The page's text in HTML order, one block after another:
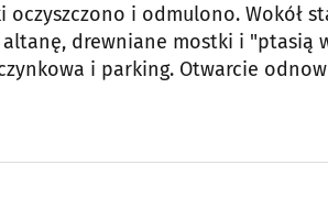
oczyszczono i odmulono. Wokół
drewniane mostki i "ptasią
i parking. Otwarcie